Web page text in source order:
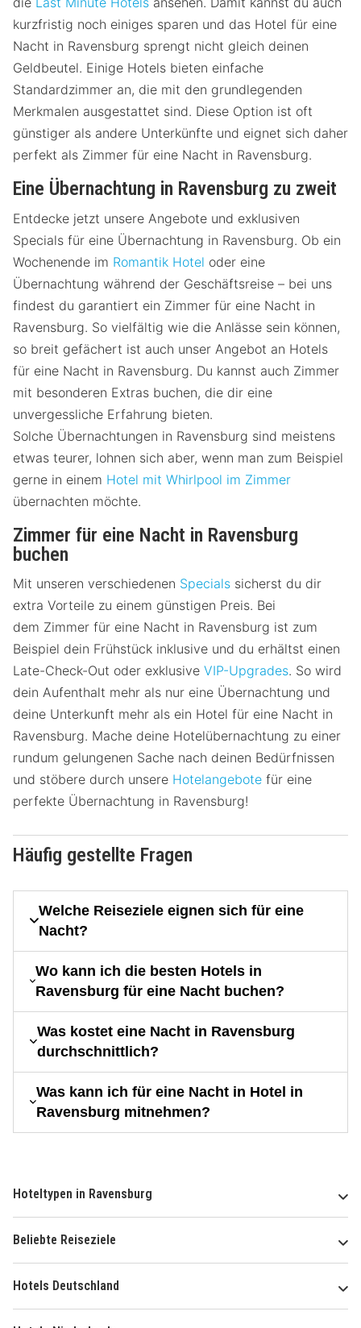
kurzfristig noch einiges sparen und das Hotel für eine
Nacht in Ravensburg sprengt nicht gleich deinen
Geldbeutel. Einige Hotels bieten einfache
Standardzimmer an, die mit den grundlegenden
Merkmalen ausgestattet sind. Diese Option ist oft
günstiger als andere Unterkünfte und eignet sich daher
perfekt als Zimmer für eine Nacht in Ravensburg.
Eine Übernachtung in Ravensburg zu zweit
Entdecke jetzt unsere Angebote und exklusiven
Specials für eine Übernachtung in Ravensburg. Ob ein
Wochenende im Romantik Hotel oder eine
Übernachtung während der Geschäftsreise – bei uns
findest du garantiert ein Zimmer für eine Nacht in
Ravensburg. So vielfältig wie die Anlässe sein können,
so breit gefächert ist auch unser Angebot an Hotels
für eine Nacht in Ravensburg. Du kannst auch Zimmer
mit besonderen Extras buchen, die dir eine
unvergessliche Erfahrung bieten.
Solche Übernachtungen in Ravensburg sind meistens
etwas teurer, lohnen sich aber, wenn man zum Beispiel
gerne in einem Hotel mit Whirlpool im Zimmer
übernachten möchte.
Zimmer für eine Nacht in Ravensburg
buchen
Mit unseren verschiedenen Specials sicherst du dir
extra Vorteile zu einem günstigen Preis. Bei
dem Zimmer für eine Nacht in Ravensburg ist zum
Beispiel dein Frühstück inklusive und du erhältst einen
Late-Check-Out oder exklusive VIP-Upgrades. So wird
dein Aufenthalt mehr als nur eine Übernachtung und
deine Unterkunft mehr als ein Hotel für eine Nacht in
Ravensburg. Mache deine Hotelübernachtung zu einer
rundum gelungenen Sache nach deinen Bedürfnissen
und stöbere durch unsere Hotelangebote für eine
perfekte Übernachtung in Ravensburg!
Häufig gestellte Fragen
Welche Reiseziele eignen sich für eine
Nacht?
Wo kann ich die besten Hotels in
Ravensburg für eine Nacht buchen?
Was kostet eine Nacht in Ravensburg
durchschnittlich?
Was kann ich für eine Nacht in Hotel in
Ravensburg mitnehmen?
Hoteltypen in Ravensburg
Beliebte Reiseziele
Hotels Deutschland